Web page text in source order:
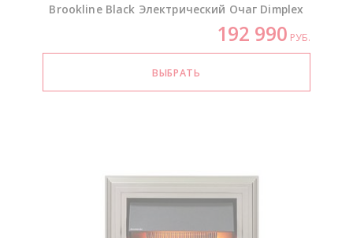
Brookline Black Электрический Очаг Dimplex
192 990 РУБ.